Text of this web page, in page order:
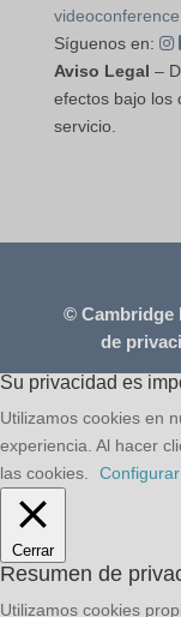
Síguenos en:
Aviso Legal –
efectos bajo los
servicio.
© Cambridge
de
Su privacidad es
Utilizamos cookies en
experiencia. Al hacer
las cookies.
Cerrar
Resumen de
Utilizamos cookies